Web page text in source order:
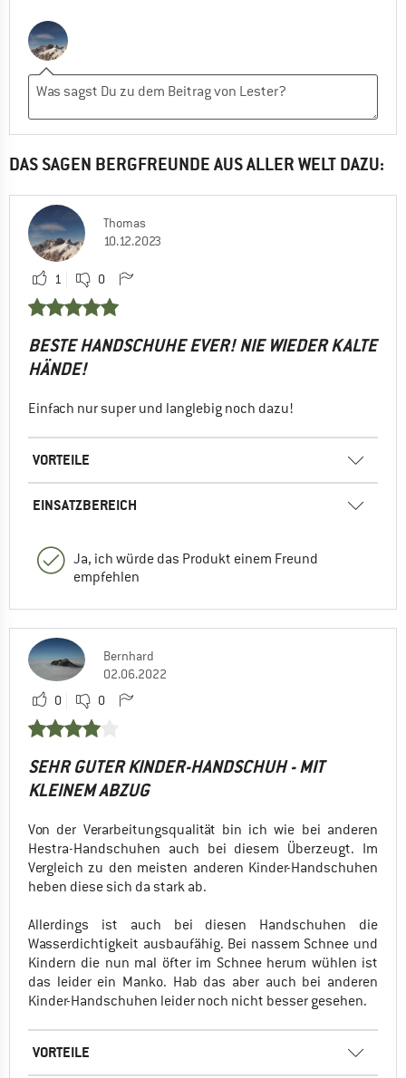
DAS SAGEN BERGFREUNDE AUS ALLER WELT DAZU:
Thomas
10.12.2023
1 0
BESTE HANDSCHUHE EVER! NIE WIEDER KALTE
HÄNDE!
Einfach nur super und langlebig noch dazu!
VORTEILE
EINSATZBEREICH
Ja, ich würde das Produkt einem Freund
empfehlen
Bernhard
02.06.2022
0
0
SEHR GUTER KINDER-HANDSCHUH - MIT
KLEINEM ABZUG
Von der Verarbeitungsqualität bin ich wie bei anderen
Hestra-Handschuhen auch bei diesem Überzeugt. Im
Vergleich zu den meisten anderen Kinder-Handschuhen
heben diese sich da stark ab.
Allerdings ist auch bei diesen Handschuhen die
Wasserdichtigkeit ausbaufähig. Bei nassem Schnee und
Kindern die nun mal öfter im Schnee herum wühlen ist
das leider ein Manko. Hab das aber auch bei anderen
Kinder-Handschuhen leider noch nicht besser gesehen.
VORTEILE